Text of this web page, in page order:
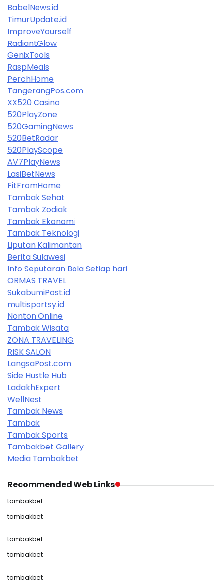
BabelNews.id
TimurUpdate.id
ImproveYourself
RadiantGlow
GenixTools
RaspMeals
PerchHome
TangerangPos.com
XX520 Casino
520PlayZone
520GamingNews
520BetRadar
520PlayScope
AV7PlayNews
LasiBetNews
FitFromHome
Tambak Sehat
Tambak Zodiak
Tambak Ekonomi
Tambak Teknologi
Liputan Kalimantan
Berita Sulawesi
Info Seputaran Bola Setiap hari
ORMAS TRAVEL
SukabumiPost.id
multisportsy.id
Nonton Online
Tambak Wisata
ZONA TRAVELING
RISK SALON
LangsaPost.com
Side Hustle Hub
LadakhExpert
WellNest
Tambak News
Tambak
Tambak Sports
Tambakbet Gallery
Media Tambakbet
Recommended Web Links
tambakbet
tambakbet
tambakbet
tambakbet
tambakbet